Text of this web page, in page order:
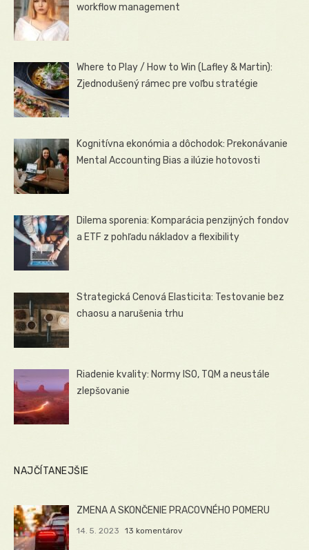
workflow management
Where to Play / How to Win (Lafley & Martin):
Zjednodušený rámec pre voľbu stratégie
Kognitívna ekonómia a dôchodok: Prekonávanie
Mental Accounting Bias a ilúzie hotovosti
Dilema sporenia: Komparácia penzijných fondov
a ETF z pohľadu nákladov a flexibility
Strategická Cenová Elasticita: Testovanie bez
chaosu a narušenia trhu
Riadenie kvality: Normy ISO, TQM a neustále
zlepšovanie
NAJČÍTANEJŠIE
ZMENA A SKONČENIE PRACOVNÉHO POMERU
14. 5. 2023 13 komentárov